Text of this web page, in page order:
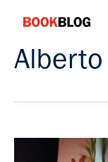
contenuto
Bookblog
Alberto